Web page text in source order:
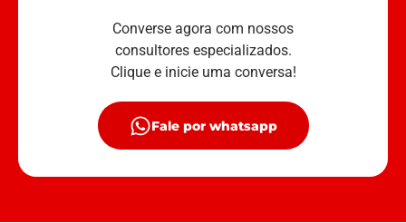
Converse agora com nossos
consultores especializados.
Clique e inicie uma conversa!
Fale por whatsapp